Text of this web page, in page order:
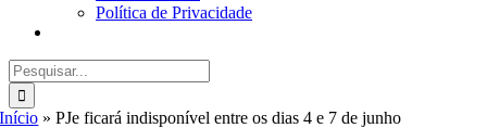
Política de Privacidade
Buscar
resultados
para:
Início »PJe ficará indisponível entre os dias 4 e 7 de junho